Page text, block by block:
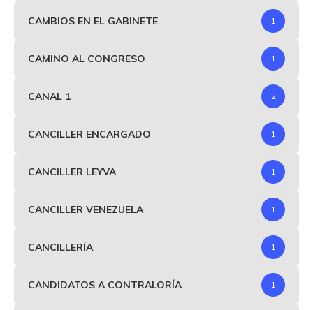
CAMBIOS EN EL GABINETE 1
CAMINO AL CONGRESO 1
CANAL 1 2
CANCILLER ENCARGADO 1
CANCILLER LEYVA 1
CANCILLER VENEZUELA 1
CANCILLERÍA 1
CANDIDATOS A CONTRALORÍA 1